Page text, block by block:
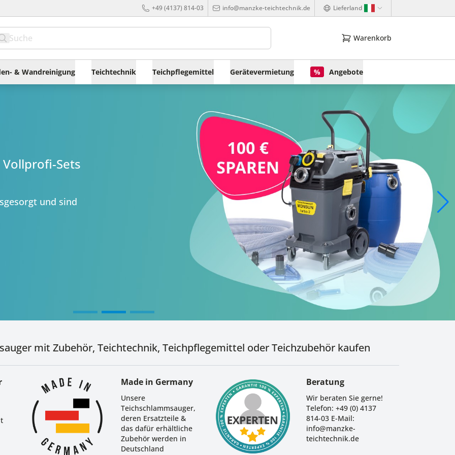
+49 (4137) 814-03 info@manzke-teichtechnik.de Lieferland
Warenkorb
& Wandreinigung Teichtechnik Teichpflegemittel Gerätevermietung % Angebote
Sets
und sind
mit Zubehör, Teichtechnik, Teichpflegemittel oder Teichzubehör kaufen
Made in Germany
Unsere
Teichschlammsauger,
deren Ersatzteile &
das dafür erhältliche
Zubehör werden in
Deutschland
Beratung
Wir beraten Sie gerne!
Telefon: +49 (0) 4137
814-03 E-Mail:
info@manzke-
teichtechnik.de